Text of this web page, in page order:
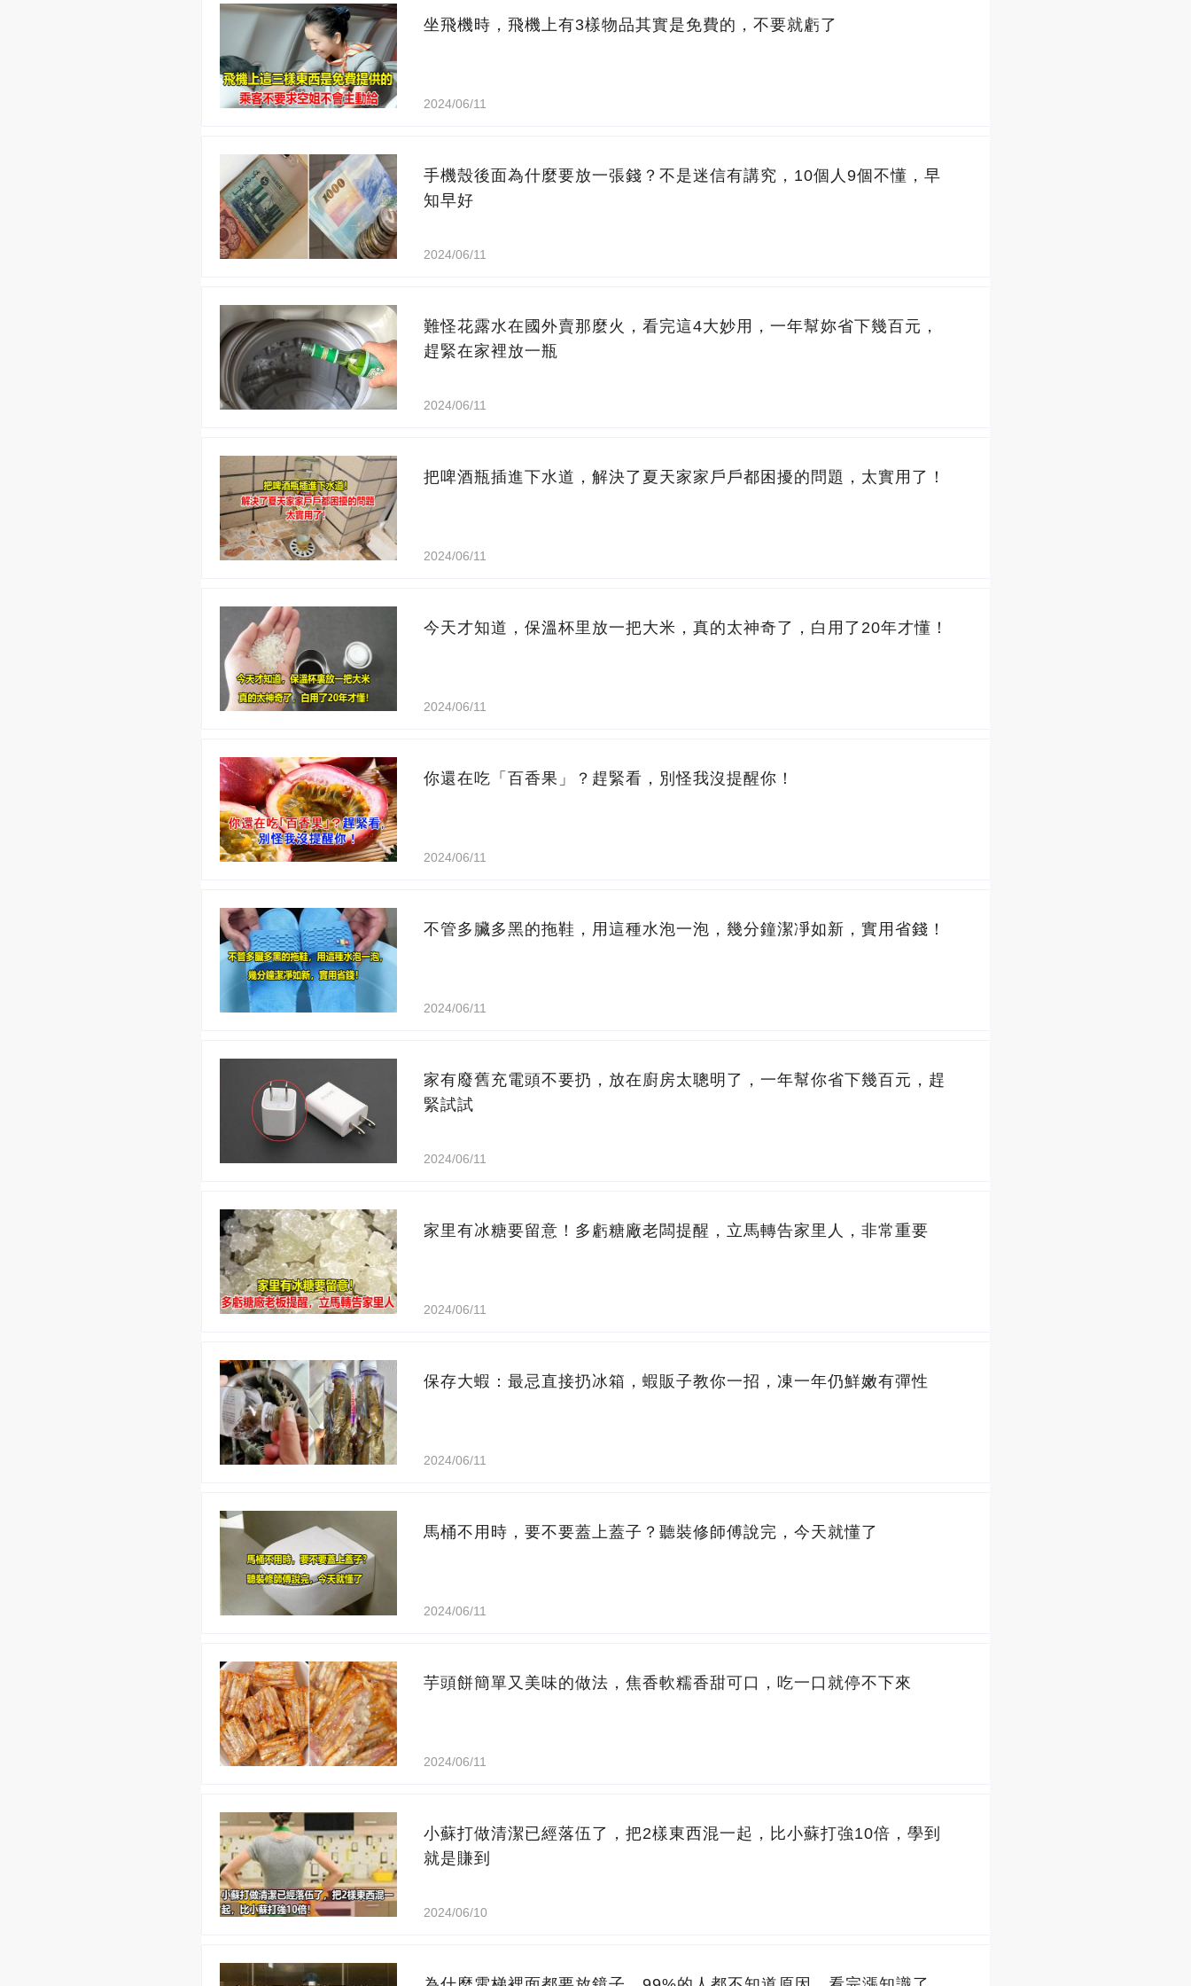
坐飛機時，飛機上有3樣物品其實是免費的，不要就虧了
2024/06/11
手機殼後面為什麼要放一張錢？不是迷信有講究，10個人9個不懂，早
知早好
2024/06/11
難怪花露水在國外賣那麼火，看完這4大妙用，一年幫妳省下幾百元，
趕緊在家裡放一瓶
2024/06/11
把啤酒瓶插進下水道，解決了夏天家家戶戶都困擾的問題，太實用了！
2024/06/11
今天才知道，保溫杯里放一把大米，真的太神奇了，白用了20年才懂！
2024/06/11
你還在吃「百香果」？趕緊看，別怪我沒提醒你！
2024/06/11
不管多臟多黑的拖鞋，用這種水泡一泡，幾分鐘潔凈如新，實用省錢！
2024/06/11
家有廢舊充電頭不要扔，放在廚房太聰明了，一年幫你省下幾百元，趕
緊試試
2024/06/11
家里有冰糖要留意！多虧糖廠老闆提醒，立馬轉告家里人，非常重要
2024/06/11
保存大蝦：最忌直接扔冰箱，蝦販子教你一招，凍一年仍鮮嫩有彈性
2024/06/11
馬桶不用時，要不要蓋上蓋子？聽裝修師傅說完，今天就懂了
2024/06/11
芋頭餅簡單又美味的做法，焦香軟糯香甜可口，吃一口就停不下來
2024/06/11
小蘇打做清潔已經落伍了，把2樣東西混一起，比小蘇打強10倍，學到
就是賺到
2024/06/10